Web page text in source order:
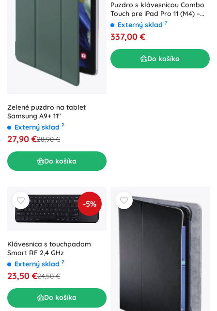
Zelené puzdro na tablet
Samsung A9+ 11"
Externý sklad ?
27,90 €28,90 €
Do košíka
Puzdro s klávesnicou Combo
Touch pre iPad Pro 11 (M4) –
grafitové
Externý sklad ?
337,00 €
Do košíka
-5%
Klávesnica s touchpadom
Smart RF 2,4 GHz
Externý sklad ?
23,50 €24,50 €
Do košíka